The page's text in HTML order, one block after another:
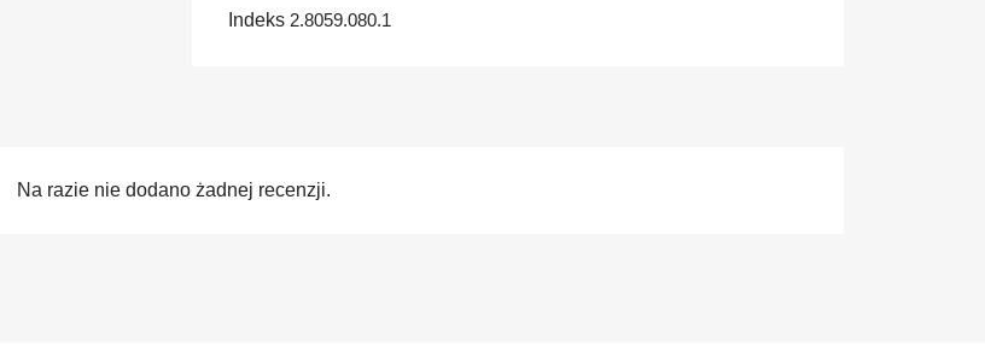
Indeks 2.8059.080.1
Na razie nie dodano żadnej recenzji.